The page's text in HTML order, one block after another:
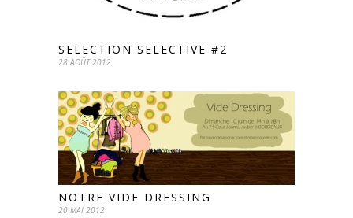
SELECTION SELECTIVE #2
28 AOÛT 2012
NOTRE VIDE DRESSING
20 MAI 2012